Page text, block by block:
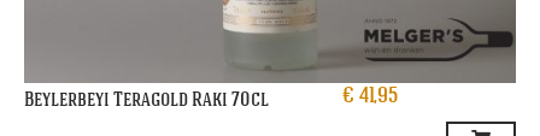
Beylerbeyi Teragold Raki 70cl € 41,95